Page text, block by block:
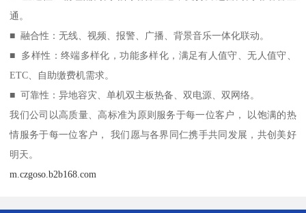
通。
■ 融合性：无线、视频、报警、广播、背景音乐一体化联动。
■ 多样性：终端多样化，功能多样化，满足有人值守、无人值守、
ETC、自助缴费机需求。
■ 可靠性：异地容灾、单机双主板热备、双电源、双网络。
我们公司以高质量、高标准为原则服务于每一位客户， 以饱满的热
情服务于每一位客户， 我们愿与各界同仁携手共同发展，共创美好
明天。
m.czgoso.b2b168.com